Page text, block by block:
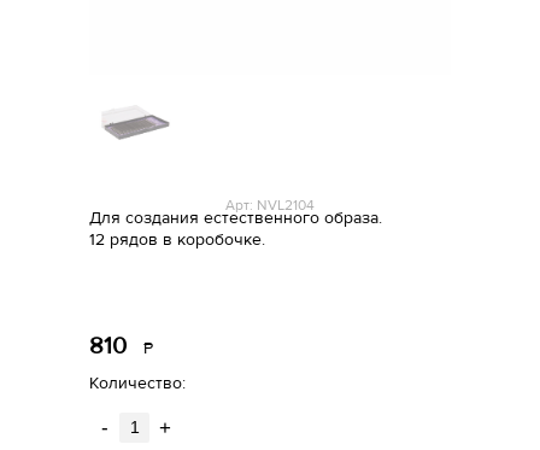
Арт: NVL2104
Для создания естественного образа.
12 рядов в коробочке.
810 Р
Количество:
- +